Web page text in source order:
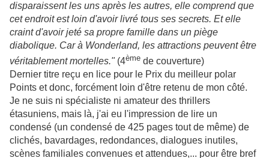
disparaissent les uns après les autres, elle comprend que
cet endroit est loin d'avoir livré tous ses secrets. Et elle
craint d'avoir jeté sa propre famille dans un piège
diabolique. Car à Wonderland, les attractions peuvent être
véritablement mortelles."(4ème de couverture)
Dernier titre reçu en lice pour le Prix du meilleur polar
Points et donc, forcément loin d'être retenu de mon côté.
Je ne suis ni spécialiste ni amateur des thrillers
étasuniens, mais là, j'ai eu l'impression de lire un
condensé (un condensé de 425 pages tout de même) de
clichés, bavardages, redondances, dialogues inutiles,
scènes familiales convenues et attendues,... pour être bref